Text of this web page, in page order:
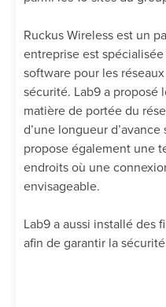
Ruckus Wireless est un
entreprise est
software pour les
sécurité. Lab9 a proposé
matière de portée du
d’une longueur
propose également une
endroits où une
envisageable.
Lab9 a aussi installé des
afin de garantir la